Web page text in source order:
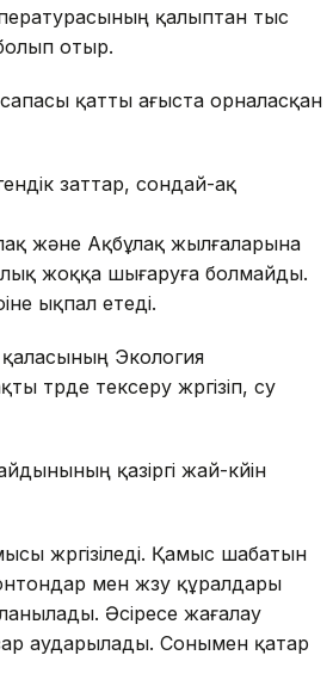
қалыптан тыс
отыр.
қатты ағыста орналасқан
заттар, сондай-ақ
және Ақбұлақ жылғаларына
жоққа шығаруға болмайды.
ықпал етеді.
Экология
түрде тексеру жүргізіп, су
қазіргі жай-күйін
жүргізіледі. Қамыс шабатын
мен жүзу құралдары
Әсіресе жағалау
аударылады. Сонымен қатар